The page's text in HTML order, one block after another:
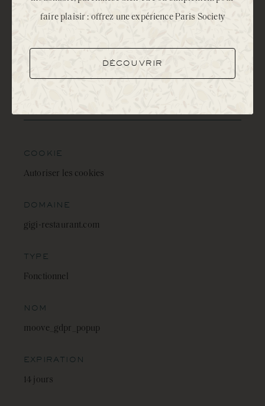
Les cookies déposés par ou via notre Site, ainsi que les
accessible ci-après : donnees.privees@paris-society.com
COOKIE
Autoriser les cookies
DOMAINE
gigi-restaurant.com
TYPE
Fonctionnel
NOM
moove_gdpr_popup
EXPIRATION
14 jours
faire plaisir : offrez une expérience Paris Society
DÉCOUVRIR